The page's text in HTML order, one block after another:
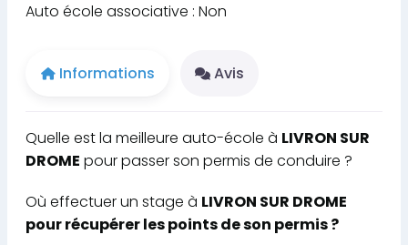
Auto école associative : Non
Informations Avis
Quelle est la meilleure auto-école à LIVRON SUR
DROME pour passer son permis de conduire ?
Où effectuer un stage à LIVRON SUR DROME
pour récupérer les points de son permis ?